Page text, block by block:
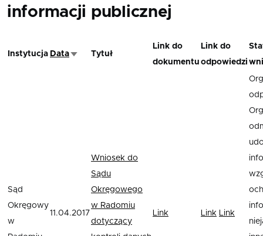
informacji publicznej
Instytucja DataSortuj rosnąco
Tytuł
Link do
dokumentu
Link do
odpowiedzi
Sąd
Okręgowy
w
11.04.2017
Wniosek do
Sądu
Okręgowego
w Radomiu
dotyczący
Link Link Link